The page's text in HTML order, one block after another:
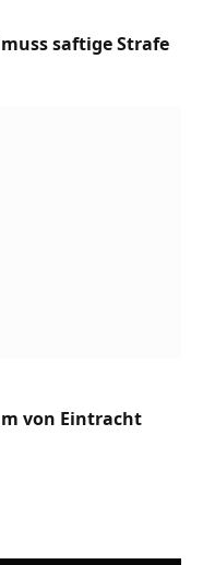
saftige Strafe
von Eintracht